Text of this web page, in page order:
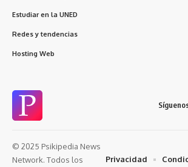
Estudiar en la UNED
Redes y tendencias
Hosting Web
© 2025 Psikipedia News
Network. Todos los
Privacidad